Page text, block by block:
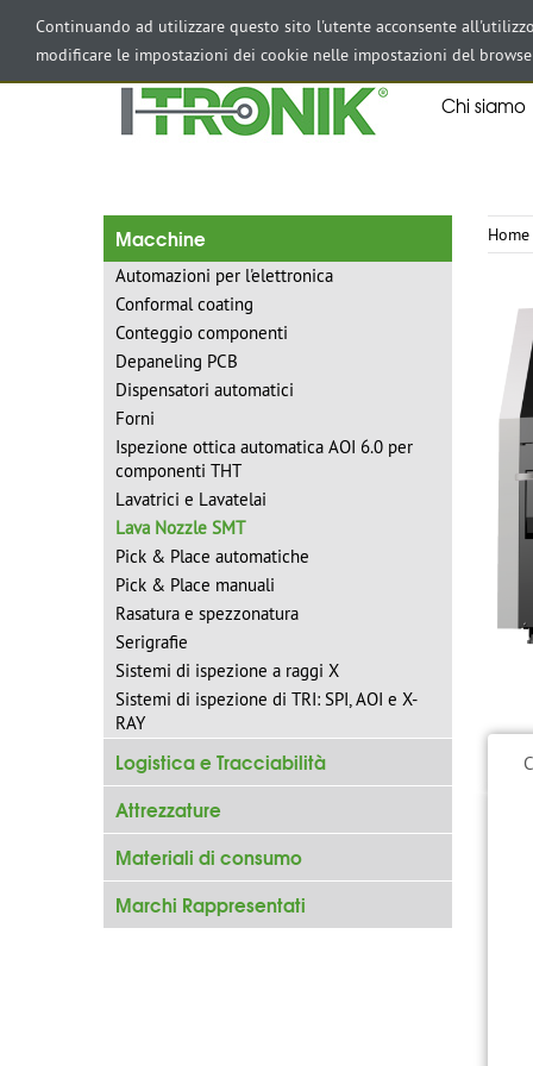
Chi siamo
Macchine
Automazioni per l'elettronica
Conformal coating
Conteggio componenti
Depaneling PCB
Dispensatori automatici
Forni
Ispezione ottica automatica AOI 6.0 per
componenti THT
Lavatrici e Lavatelai
Lava Nozzle SMT
Pick & Place automatiche
Pick & Place manuali
Rasatura e spezzonatura
Serigrafie
Sistemi di ispezione a raggi X
Sistemi di ispezione di TRI: SPI, AOI e X-
RAY
Logistica e Tracciabilità
Attrezzature
Materiali di consumo
Marchi Rappresentati
Home
Continuando ad utilizzare questo sito l'utente acconsente
modificare le impostazioni dei cookie nelle impostazioni del